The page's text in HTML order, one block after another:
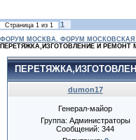
Страница 1 из 1 1
ФОРУМ МОСКВА. ФОРУМ МОСКОВСКАЯ
ПЕРЕТЯЖКА,ИЗГОТОВЛЕНИЕ И РЕМОНТ
dumon17
Генерал-майор
Группа: Администраторы
Сообщений: 344